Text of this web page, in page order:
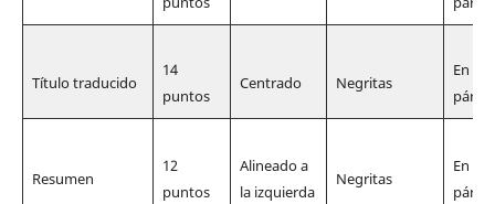
Tí­tulo traducido
14
puntos
Centrado Negritas
En
Resumen
12
puntos
Alineado a
la izquierda
Negritas
En